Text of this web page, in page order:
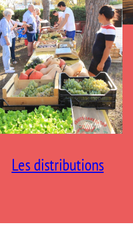
Les distributions